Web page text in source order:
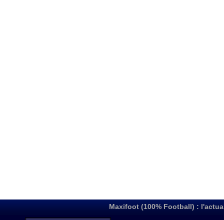
Maxifoot (100% Football) :